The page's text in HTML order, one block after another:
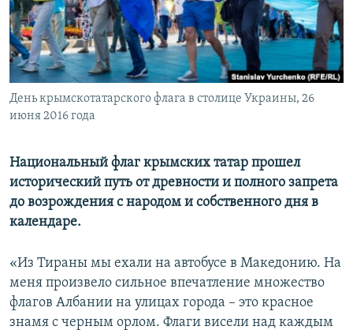
ПОБЕДИТЕЛЕЙ НЕ СУДЯТ?
КРЫМ.НЕПОКОРЕННЫЙ
ELIFBE
УКРАИНСКАЯ ПРОБЛЕМА КРЫМА
ПРИСОЕДИНЯЙТЕСЬ!
Все сайты RFE/RL
День крымскотатарского флага в столице Украины, 26
июня 2016 года
Национальный флаг крымских татар прошел
исторический путь от древности и полного запрета
до возрождения с народом и собственного дня в
календаре.
«Из Тираны мы ехали на автобусе в Македонию. На
меня произвело сильное впечатление множество
флагов Албании на улицах города – это красное
знамя с черным орлом. Флаги висели над каждым